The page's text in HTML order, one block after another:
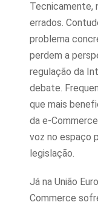
Tecnicamente,
errados.
problema
perdem a
regulação da
debate.
que mais
da e-
voz no espaço
legislação.
Já na União
Commerce